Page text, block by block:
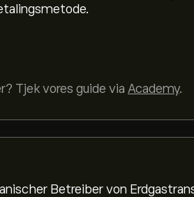
Tjek vores guide via Academy.
Betreiber von